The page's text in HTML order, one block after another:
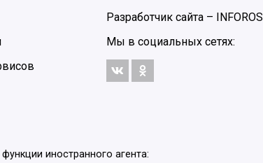
Разработчик сайта – INFOROS
Мы в социальных сетях:
иностранного агента: